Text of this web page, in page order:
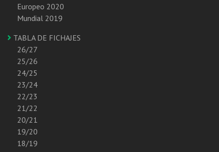
Europeo 2020
Mundial 2019
TABLA DE FICHAJES
26/27
25/26
24/25
23/24
22/23
21/22
20/21
19/20
18/19